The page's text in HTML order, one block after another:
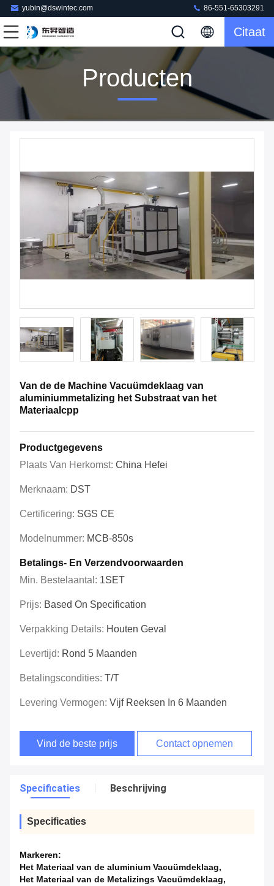
yubin@dswintec.com 86-551-65303291
Citaat
Producten
Van de de Machine Vacuümdeklaag van
aluminiummetalizing het Substraat van het
Materiaalcpp
Productgegevens
Plaats Van Herkomst: China Hefei
Merknaam: DST
Certificering: SGS CE
Modelnummer: MCB-850s
Betalings- En Verzendvoorwaarden
Min. Bestelaantal: 1SET
Prijs: Based On Specification
Verpakking Details: Houten Geval
Levertijd: Rond 5 Maanden
Betalingscondities: T/T
Levering Vermogen: Vijf Reeksen In 6 Maanden
Vind de beste prijs Contact opnemen
Specificaties Beschrijving
Specificaties
Markeren:
Het Materiaal van de aluminium Vacuümdeklaag,
Het Materiaal van de Metalizings Vacuümdeklaag,